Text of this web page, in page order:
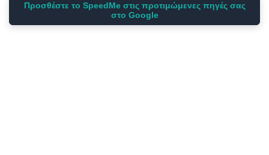
Προσθέστε το SpeedMe στις προτιμώμενες πηγές σας
στο Google